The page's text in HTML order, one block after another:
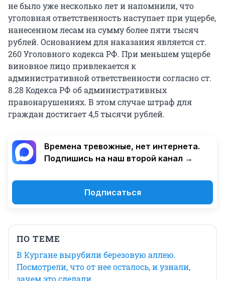
не было уже несколько лет и напомнили, что
уголовная ответственность наступает при ущербе,
нанесенном лесам на сумму более пяти тысяч
рублей. Основанием для наказания является ст.
260 Уголовного кодекса РФ. При меньшем ущербе
виновное лицо привлекается к
административной ответственности согласно ст.
8.28 Кодекса РФ об административных
правонарушениях. В этом случае штраф для
граждан достигает 4,5 тысячи рублей.
Времена тревожные, нет интернета.
Подпишись на наш второй канал →
Подписаться
ПО ТЕМЕ
В Кургане вырубили березовую аллею.
Посмотрели, что от нее осталось, и узнали,
зачем это сделали